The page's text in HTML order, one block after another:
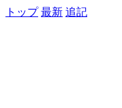
トップ 最新 追記